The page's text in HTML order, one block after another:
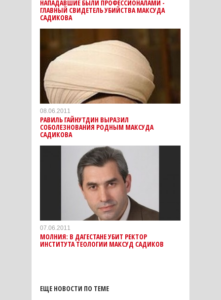
НАПАДАВШИЕ БЫЛИ ПРОФЕССИОНАЛАМИ -
ГЛАВНЫЙ СВИДЕТЕЛЬ УБИЙСТВА МАКСУДА
САДИКОВА
08.06.2011
РАВИЛЬ ГАЙНУТДИН ВЫРАЗИЛ
СОБОЛЕЗНОВАНИЯ РОДНЫМ МАКСУДА
САДИКОВА
07.06.2011
МОЛНИЯ: В ДАГЕСТАНЕ УБИТ РЕКТОР
ИНСТИТУТА ТЕОЛОГИИ МАКСУД САДИКОВ
ЕЩЕ НОВОСТИ ПО ТЕМЕ